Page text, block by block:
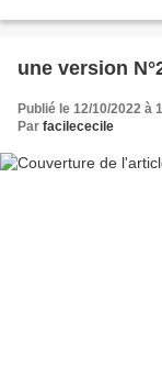
une version
Publié le 12/10/2022 à
Par facilececile